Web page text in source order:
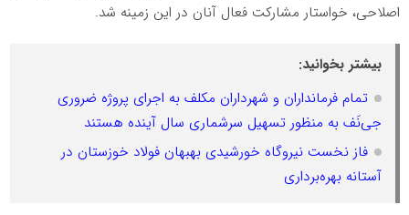
اصلاحی، خواستار مشارکت فعال آنان در این زمینه شد.
بیشتر بخوانید:
تمام فرمانداران و شهرداران مکلف به اجرای پروژه ضروری
جی‌نَف به منظور تسهیل سرشماری سال آینده هستند
فاز نخست نیروگاه خورشیدی بهبهان فولاد خوزستان در
آستانه بهره‌برداری